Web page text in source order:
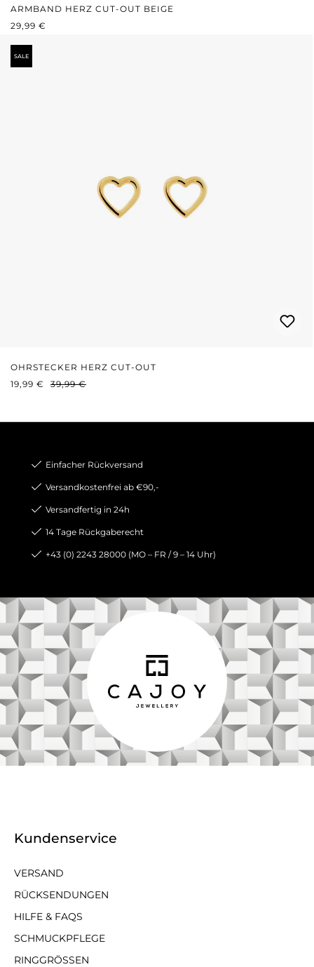
ARMBAND HERZ CUT-OUT BEIGE
REGULÄRER PREIS:
29,99 €
SALE
OHRSTECKER HERZ CUT-OUT
VERKAUFSPREIS:
19,99 € REGULÄRER PREIS:
39,99 €
Einfacher Rückversand
Versandkostenfrei ab €90,-
Versandfertig in 24h
14 Tage Rückgaberecht
+43 (0) 2243 28000 (MO – FR / 9 – 14 Uhr)
Kundenservice
VERSAND
RÜCKSENDUNGEN
HILFE & FAQS
SCHMUCKPFLEGE
RINGGRÖSSEN